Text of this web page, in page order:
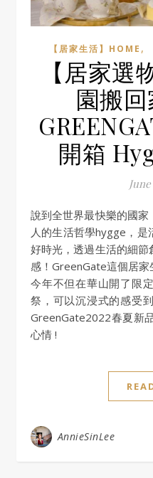
【居家生活】HOME ,
【居家選
園搬
開箱
說到全世界最快樂的國家，大家一定會想起丹麥！丹麥
人的生活哲學hygge，是
好時光，透過生活的細
感！GreenGate這個居家
今年不但在華山開了限
祭，可以沉浸式的感受
GreenGate2022春夏新
心情 !
AnnieSinLee